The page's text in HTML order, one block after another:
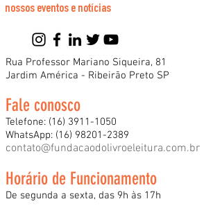
nossos eventos e notícias
Rua Professor Mariano Siqueira, 81
Jardim América - Ribeirão Preto SP
Fale conosco
Telefone: (16) 3911-1050
WhatsApp: (16) 98201-2389
contato@fundacaodolivroeleitura.com.br
Horário de Funcionamento
De segunda a sexta, das 9h às 17h